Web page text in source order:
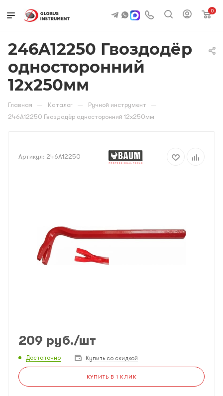
0
246A12250 Гвоздодёр
односторонний
12х250мм
Главная — Каталог — Ручной инструмент —
246A12250 Гвоздодёр односторонний 12х250мм
Артикул: 246A12250
209 руб./шт
Достаточно Купить со скидкой
КУПИТЬ В 1 КЛИК